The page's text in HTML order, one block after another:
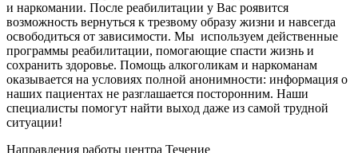
и наркомании. После реабилитации у Вас роявится
возможность вернуться к трезвому образу жизни и навсегда
освободиться от зависимости. Мы используем действенные
программы реабилитации, помогающие спасти жизнь и
сохранить здоровье. Помощь алкоголикам и наркоманам
оказывается на условиях полной анонимности: информация о
наших пациентах не разглашается посторонним. Наши
специалисты помогут найти выход даже из самой трудной
ситуации!
Направления работы центра Течение